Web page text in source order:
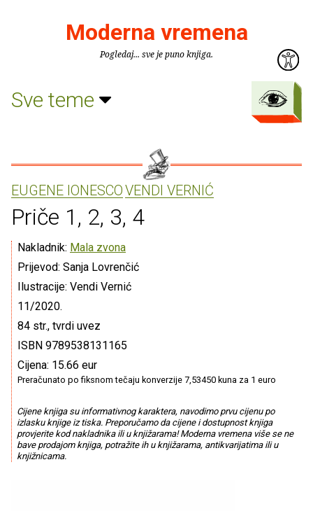
Moderna vremena
Pogledaj... sve je puno knjiga.
Sve teme
EUGENE IONESCOVENDI VERNIĆ
Priče 1, 2, 3, 4
Nakladnik: Mala zvona
Prijevod: Sanja Lovrenčić
Ilustracije: Vendi Vernić
11/2020.
84 str., tvrdi uvez
ISBN 9789538131165
Cijena: 15.66 eur
Preračunato po fiksnom tečaju konverzije 7,53450 kuna za 1 euro
Cijene knjiga su informativnog karaktera, navodimo prvu cijenu po
izlasku knjige iz tiska. Preporučamo da cijene i dostupnost knjiga
provjerite kod nakladnika ili u knjižarama! Moderna vremena više se ne
bave prodajom knjiga, potražite ih u knjižarama, antikvarijatima ili u
knjižnicama.